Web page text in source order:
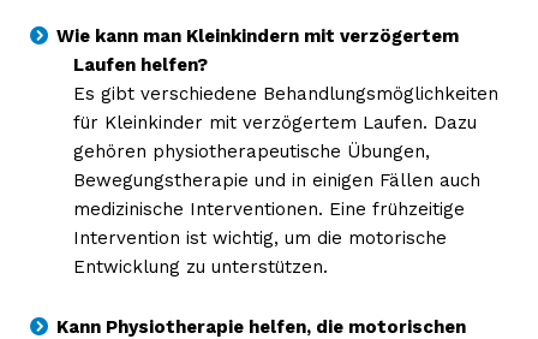
Wie kann man Kleinkindern mit verzögertem
Laufen helfen?
Es gibt verschiedene Behandlungsmöglichkeiten
für Kleinkinder mit verzögertem Laufen. Dazu
gehören physiotherapeutische Übungen,
Bewegungstherapie und in einigen Fällen auch
medizinische Interventionen. Eine frühzeitige
Intervention ist wichtig, um die motorische
Entwicklung zu unterstützen.
Kann Physiotherapie helfen, die motorischen